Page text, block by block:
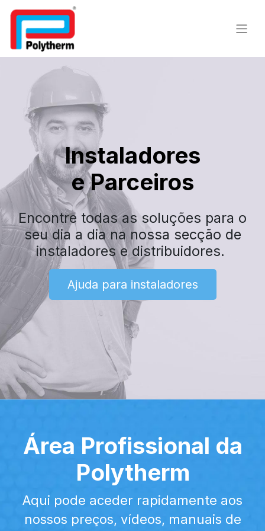
Instaladores
e Parceiros
​Encontre todas as soluções para o
seu dia a dia na nossa secção de
instaladores e distribuidores.
Ajuda para instaladores
Área Profissional da
Polytherm
​Aqui pode aceder rapidamente aos
nossos preços, vídeos, manuais de